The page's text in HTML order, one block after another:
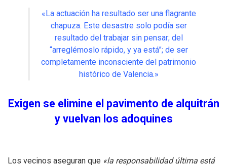
«La actuación ha resultado ser una flagrante
chapuza. Este desastre solo podía ser
resultado del trabajar sin pensar; del
“arreglémoslo rápido, y ya está”; de ser
completamente inconsciente del patrimonio
histórico de Valencia.»
Exigen se elimine el pavimento de alquitrán
y vuelvan los adoquines
Los vecinos aseguran que «la responsabilidad última está